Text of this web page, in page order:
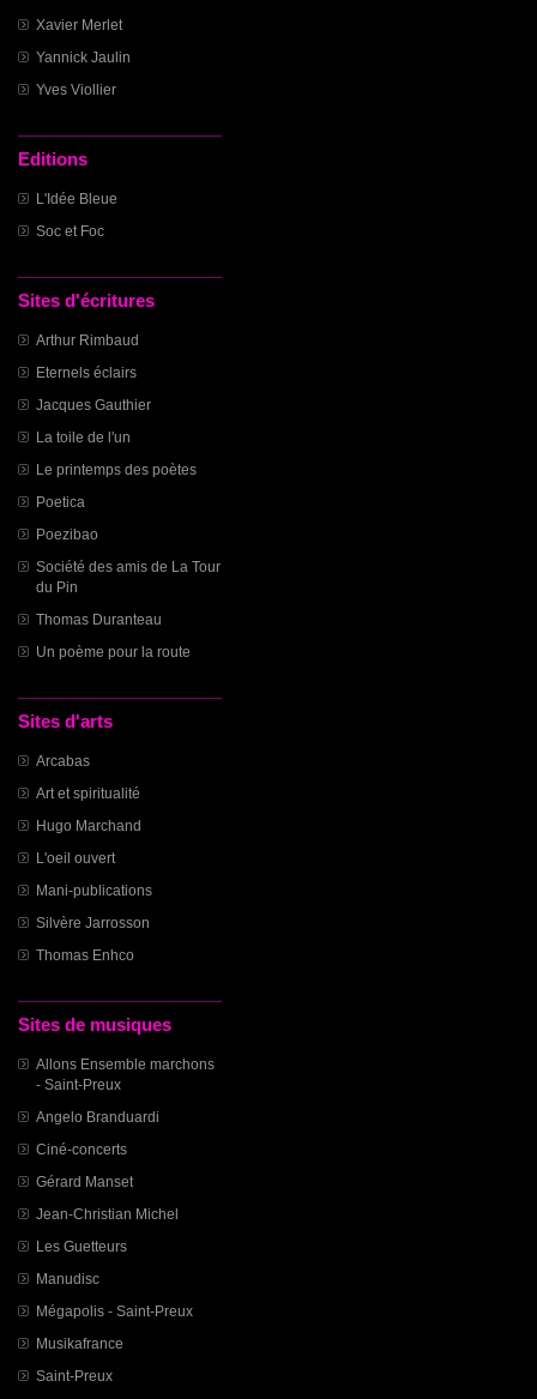
Xavier Merlet
Yannick Jaulin
Yves Viollier
Editions
L'Idée Bleue
Soc et Foc
Sites d'écritures
Arthur Rimbaud
Eternels éclairs
Jacques Gauthier
La toile de l'un
Le printemps des poètes
Poetica
Poezibao
Société des amis de La Tour
du Pin
Thomas Duranteau
Un poème pour la route
Sites d'arts
Arcabas
Art et spiritualité
Hugo Marchand
L'oeil ouvert
Mani-publications
Silvère Jarrosson
Thomas Enhco
Sites de musiques
Allons Ensemble marchons
- Saint-Preux
Angelo Branduardi
Ciné-concerts
Gérard Manset
Jean-Christian Michel
Les Guetteurs
Manudisc
Mégapolis - Saint-Preux
Musikafrance
Saint-Preux